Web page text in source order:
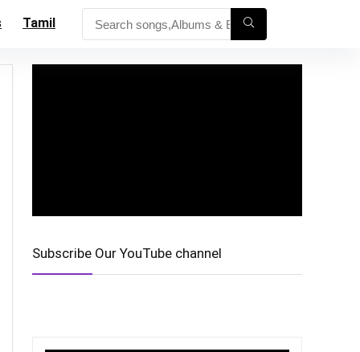
Tamil
Subscribe Our YouTube channel